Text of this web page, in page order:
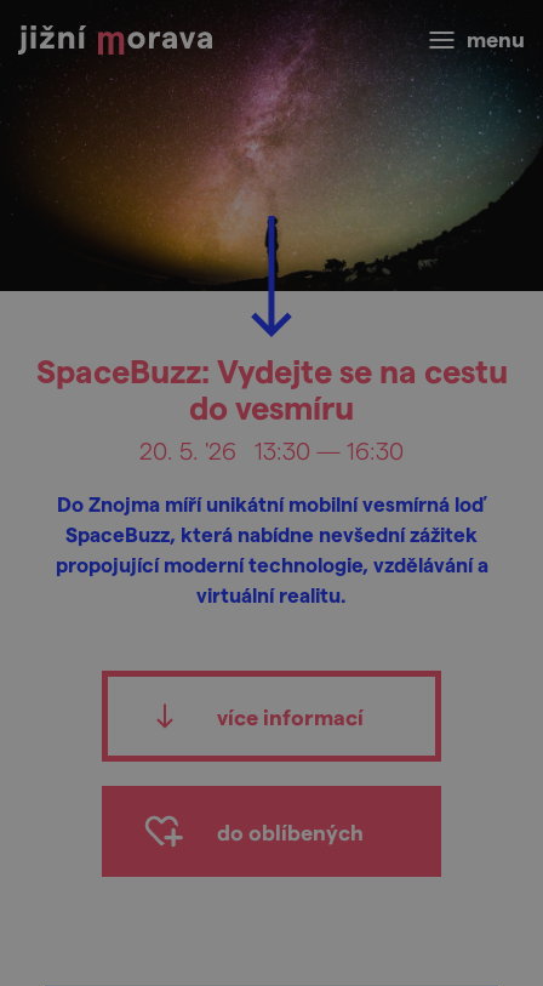
menu
SpaceBuzz: Vydejte se na cestu
do vesmíru
20. 5. '26 13:30 — 16:30
Do Znojma míří unikátní mobilní vesmírná loď
SpaceBuzz, která nabídne nevšední zážitek
propojující moderní technologie, vzdělávání a
virtuální realitu.
více informací
do oblíbených